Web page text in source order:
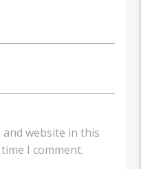
and website in this
I comment.